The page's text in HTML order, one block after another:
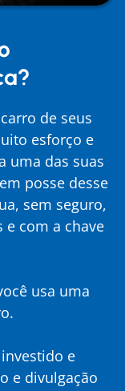
de seus
esforço e
uma das suas
posse desse
sem seguro,
e com a chave
usa uma
e
e divulgação